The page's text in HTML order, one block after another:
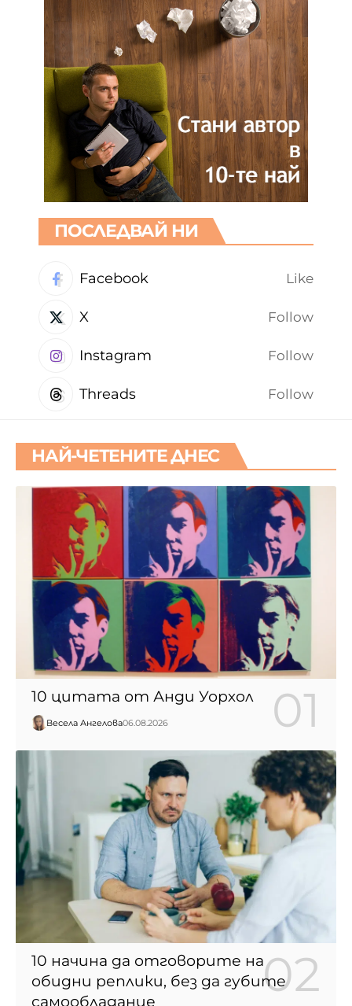
ПОСЛЕДВАЙ НИ
Facebook Like
X Follow
Instagram Follow
Threads Follow
НАЙ-ЧЕТЕНИТЕ ДНЕС
10 цитата от Анди Уорхол
Весела Ангелова06.08.2026
10 начина да отговорите на
обидни реплики, без да губите
самообладание